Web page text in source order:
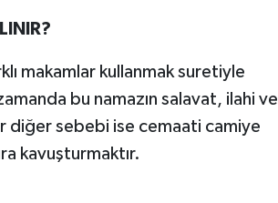
makamlar kullanmak suretiyle
bu namazın salavat, ilahi ve
diğer sebebi ise cemaati camiye
kavuşturmaktır.